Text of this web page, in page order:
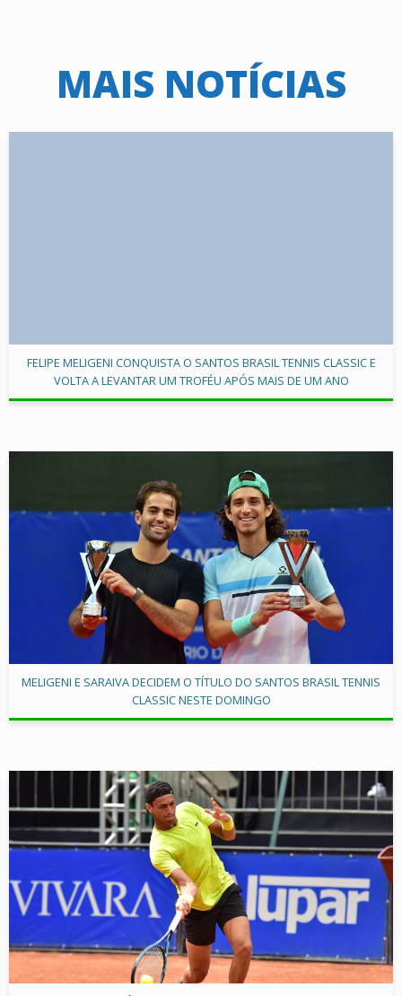
MAIS NOTÍCIAS
FELIPE MELIGENI CONQUISTA O SANTOS BRASIL TENNIS CLASSIC E
VOLTA A LEVANTAR UM TROFÉU APÓS MAIS DE UM ANO
MELIGENI E SARAIVA DECIDEM O TÍTULO DO SANTOS BRASIL TENNIS
CLASSIC NESTE DOMINGO